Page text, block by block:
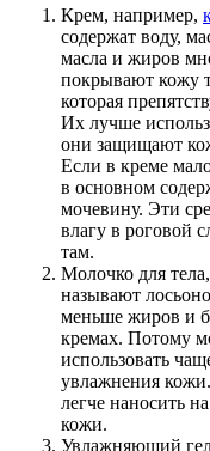
Крем, например,
содержат воду,
масла и жиров
покрывают кожу
которая
Их лучше
они защищают
Если в креме
в основном
мочевину. Эти
влагу в роговой
там.
Молочко для
называют
меньше жиров и
кремах. Потому
использовать
увлажнения
легче наносить
кожи.
Увлажняющий